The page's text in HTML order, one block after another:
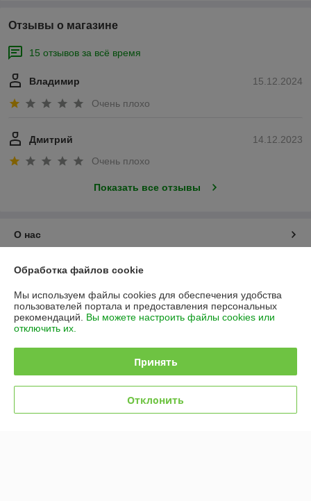
Отзывы о магазине
15 отзывов за всё время
15.12.2024
Владимир
Очень плохо
14.12.2023
Дмитрий
Очень плохо
Показать все отзывы
О нас
Контакты
Доставка и оплата
График работы
Политика обработки cookies
Обработка файлов cookie
Мы используем файлы cookies для обеспечения удобства
пользователей портала и предоставления персональных
рекомендаций. Вы можете настроить файлы cookies или
отключить их.
Принять
Отклонить